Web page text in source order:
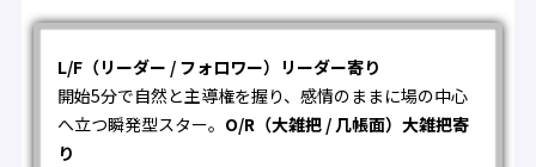
L/F（リーダー / フォロワー）リーダー寄り
開始5分で自然と主導権を握り、感情のままに場の中心
へ立つ瞬発型スター。 O/R（大雑把 / 几帳面）大雑把寄
り